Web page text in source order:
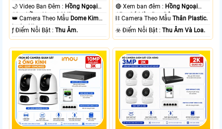
🌙 Video Ban Đêm : Hồng Ngoại
10m Hồng Ngoại SMD.
👑 Camera Theo Mẫu Dome Kim
loại + Nhựa.
️ƒ Điểm Nỗi Bật :Thu Âm.
🔴 Xem ban đêm : Hồng Ngoại
15m Có Màu Ban Ðêm.
⛓ Camera Theo MẫuThân Plastic.
️☣️ Điểm Nỗi Bật :Thu Âm Và Loa.